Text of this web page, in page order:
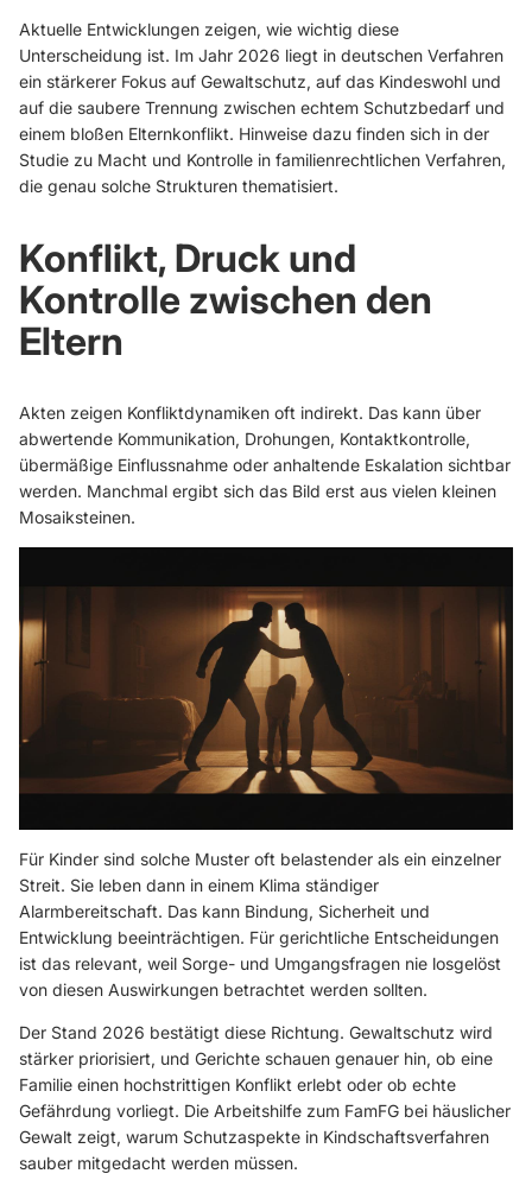
Aktuelle Entwicklungen zeigen, wie wichtig diese
Unterscheidung ist. Im Jahr 2026 liegt in deutschen Verfahren
ein stärkerer Fokus auf Gewaltschutz, auf das Kindeswohl und
auf die saubere Trennung zwischen echtem Schutzbedarf und
einem bloßen Elternkonflikt. Hinweise dazu finden sich in der
Studie zu Macht und Kontrolle in familienrechtlichen Verfahren,
die genau solche Strukturen thematisiert.
Konflikt, Druck und
Kontrolle zwischen den
Eltern
Akten zeigen Konfliktdynamiken oft indirekt. Das kann über
abwertende Kommunikation, Drohungen, Kontaktkontrolle,
übermäßige Einflussnahme oder anhaltende Eskalation sichtbar
werden. Manchmal ergibt sich das Bild erst aus vielen kleinen
Mosaiksteinen.
Für Kinder sind solche Muster oft belastender als ein einzelner
Streit. Sie leben dann in einem Klima ständiger
Alarmbereitschaft. Das kann Bindung, Sicherheit und
Entwicklung beeinträchtigen. Für gerichtliche Entscheidungen
ist das relevant, weil Sorge- und Umgangsfragen nie losgelöst
von diesen Auswirkungen betrachtet werden sollten.
Der Stand 2026 bestätigt diese Richtung. Gewaltschutz wird
stärker priorisiert, und Gerichte schauen genauer hin, ob eine
Familie einen hochstrittigen Konflikt erlebt oder ob echte
Gefährdung vorliegt. Die Arbeitshilfe zum FamFG bei häuslicher
Gewalt zeigt, warum Schutzaspekte in Kindschaftsverfahren
sauber mitgedacht werden müssen.